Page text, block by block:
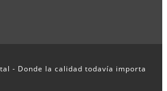
- Donde la calidad todavía importa